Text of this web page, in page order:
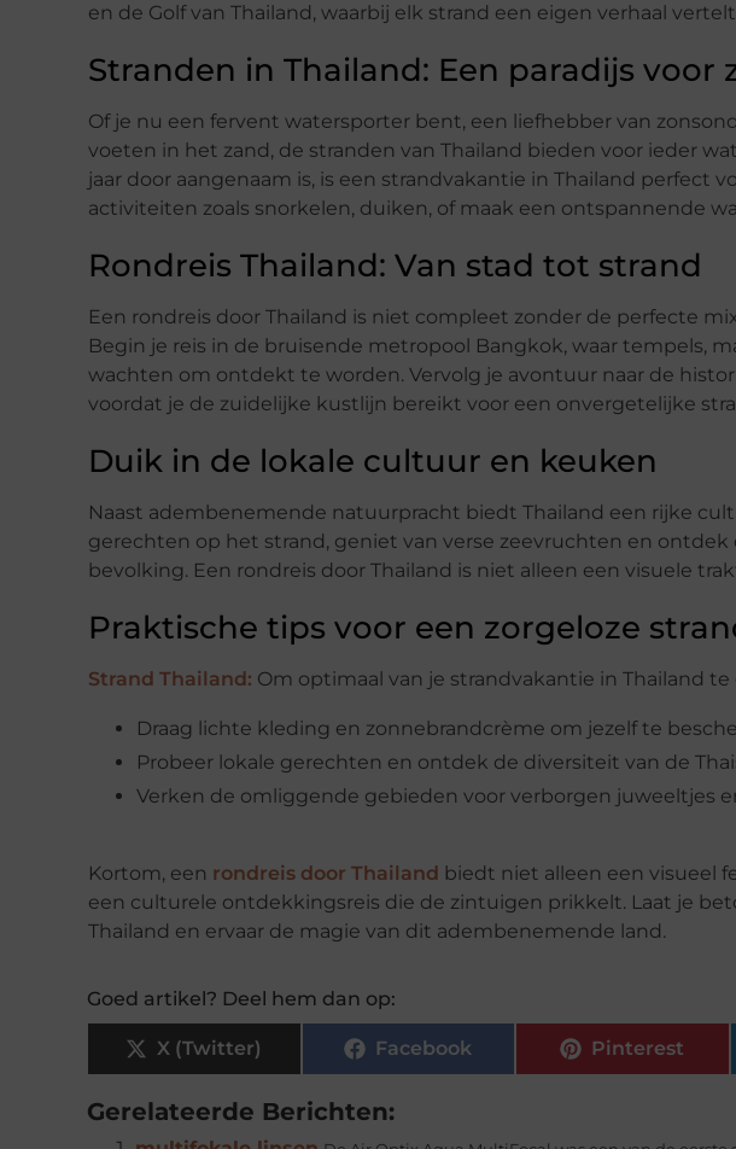
en de Golf van Thailand, waarbij elk strand een eigen verhaal
Stranden in Thailand: Een paradijs voor
Of je nu een fervent watersporter bent, een liefhebber van
voeten in het zand, de stranden van Thailand bieden voor ieder
jaar door aangenaam is, is een strandvakantie in Thailand perfect
activiteiten zoals snorkelen, duiken, of maak een ontspannende
Rondreis Thailand: Van stad tot strand
Een rondreis door Thailand is niet compleet zonder de perfecte
Begin je reis in de bruisende metropool Bangkok, waar tempels,
wachten om ontdekt te worden. Vervolg je avontuur naar de
voordat je de zuidelijke kustlijn bereikt voor een onvergetelijke
Duik in de lokale cultuur en keuken
Naast adembenemende natuurpracht biedt Thailand een rijke
gerechten op het strand, geniet van verse zeevruchten en ontdek
bevolking. Een rondreis door Thailand is niet alleen een visuele
Praktische tips voor een zorgeloze
Strand Thailand: Om optimaal van je strandvakantie in Thailand
Draag lichte kleding en zonnebrandcrème om jezelf te
Probeer lokale gerechten en ontdek de diversiteit van de
Verken de omliggende gebieden voor verborgen juweeltjes
Kortom, een rondreis door Thailand biedt niet alleen een visueel
een culturele ontdekkingsreis die de zintuigen prikkelt. Laat je
Thailand en ervaar de magie van dit adembenemende land.
Goed artikel? Deel hem dan op:
X (Twitter) Facebook Pinterest
Gerelateerde Berichten: